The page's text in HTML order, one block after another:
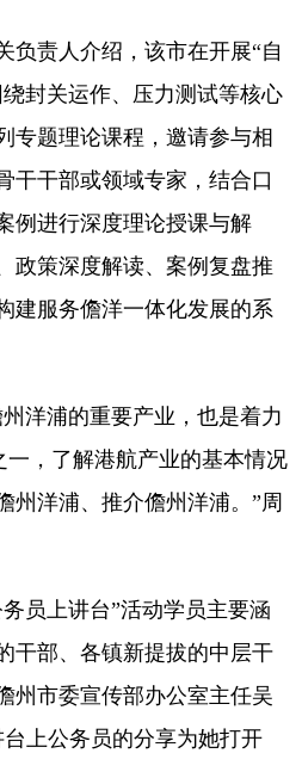
责人介绍，该市在开展“自
封关运作、压力测试等核心
专题理论课程，邀请参与相
干干部或领域专家，结合口
例进行深度理论授课与解
政策深度解读、案例复盘推
建服务儋洋一体化发展的系
浦的重要产业，也是着力
一，了解港航产业的基本情况
州洋浦、推介儋州洋浦。”周
上讲台”活动学员主要涵
干部、各镇新提拔的中层干
州市委宣传部办公室主任吴
上公务员的分享为她打开